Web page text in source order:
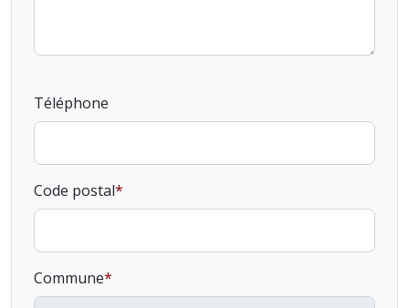
Téléphone
Code postal
Commune